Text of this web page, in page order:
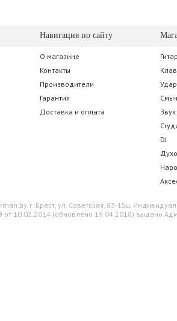
TC Electronic PolyTune Clip
332.50 р.
Dunlop 6582
Навигация по сайту
О магазине
Контакты
Производители
Гарантия
Доставка и оплата
Звук
DJ
г. Брест, ул. Советская, 83-15ц.
от 10.02.2014 (обновлено 19.04.2018) выдано